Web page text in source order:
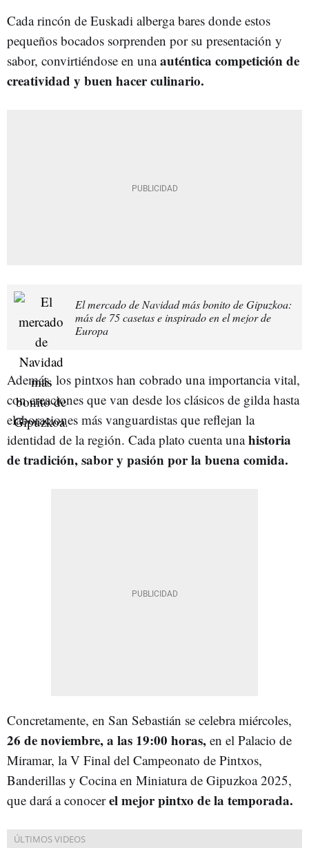
Cada rincón de Euskadi alberga bares donde estos
pequeños bocados sorprenden por su presentación y
sabor, convirtiéndose en unaauténtica competición de
creatividad y buen hacer culinario.
El mercado de Navidad más bonito de Gipuzkoa:
más de 75 casetas e inspirado en el mejor de
Europa
Además, los pintxos han cobrado una importancia vital,
con creaciones que van desde los clásicos de gilda hasta
elaboraciones más vanguardistas que reflejan la
identidad de la región. Cada plato cuenta unahistoria
de tradición, sabor y pasión por la buena comida.
Concretamente, en San Sebastián se celebra miércoles,
26 de noviembre, a las 19:00 horas, en el Palacio de
Miramar, la V Final del Campeonato de Pintxos,
Banderillas y Cocina en Miniatura de Gipuzkoa 2025,
que dará a conocerel mejor pintxo de la temporada.